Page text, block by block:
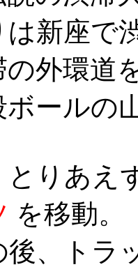
は新座で
の外環道
ールの
とりあえ
を移動。
後、トラ